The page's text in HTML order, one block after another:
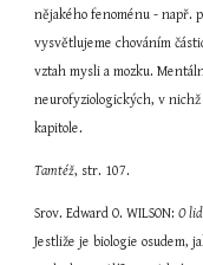
nějakého fenoménu - např.
vysvětlujeme chováním
vztah mysli a mozku.
neurofyziologických, v
kapitole.
Tamtéž, str. 107.
Srov. Edward O. WILSON: O
Jestliže je biologie osudem,